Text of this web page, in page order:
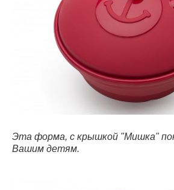
Эта форма, с крышкой "Мишка"
Вашим детям.